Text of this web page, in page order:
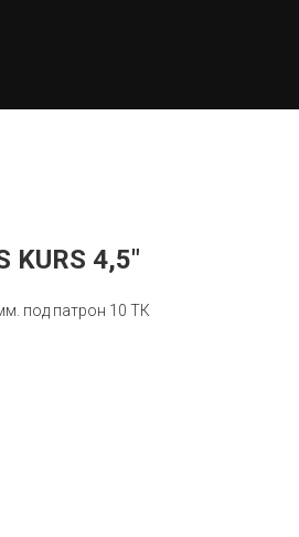
KURS 4,5"
под патрон 10 ТК